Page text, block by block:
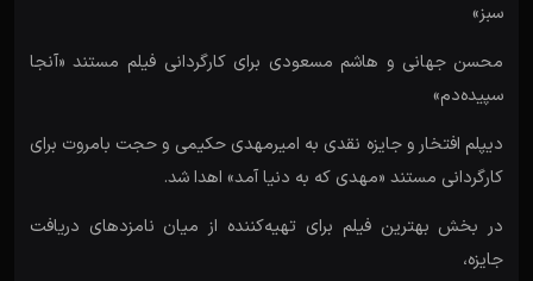
سبز»
محسن جهانی و هاشم مسعودی برای کارگردانی فیلم مستند «آنجا
سپیده‌دم»
دیپلم افتخار و جایزه نقدی به امیرمهدی حکیمی و حجت بامروت برای
کارگردانی مستند «مهدی که به دنیا آمد» اهدا شد.
در بخش بهترین فیلم برای تهیه‌کننده از میان نامزدهای دریافت
جایزه،